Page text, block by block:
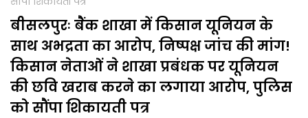
बीसलपुरः बैंक शाखा में किसान यूनियन के
साथ अभद्रता का आरोप, निष्पक्ष जांच की मांग!
किसान नेताओं ने शाखा प्रबंधक पर यूनियन
की छवि खराब करने का लगाया आरोप, पुलिस
को सौंपा शिकायती पत्र